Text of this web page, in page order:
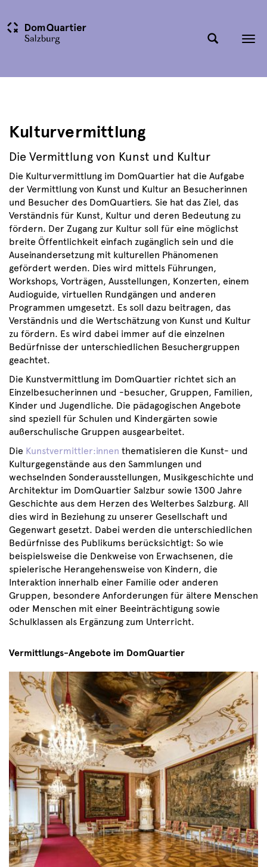
Kulturvermittlung
Die Vermittlung von Kunst und Kultur
Die Kulturvermittlung im DomQuartier hat die Aufgabe
der Vermittlung von Kunst und Kultur an Besucherinnen
und Besucher des DomQuartiers. Sie hat das Ziel, das
Verständnis für Kunst, Kultur und deren Bedeutung zu
fördern. Der Zugang zur Kultur soll für eine möglichst
breite Öffentlichkeit einfach zugänglich sein und die
Auseinandersetzung mit kulturellen Phänomenen
gefördert werden. Dies wird mittels Führungen,
Workshops, Vorträgen, Ausstellungen, Konzerten, einem
Audioguide, virtuellen Rundgängen und anderen
Programmen umgesetzt. Es soll dazu beitragen, das
Verständnis und die Wertschätzung von Kunst und Kultur
zu fördern. Es wird dabei immer auf die einzelnen
Bedürfnisse der unterschiedlichen Besuchergruppen
geachtet.
Die Kunstvermittlung im DomQuartier richtet sich an
Einzelbesucherinnen und -besucher, Gruppen, Familien,
Kinder und Jugendliche. Die pädagogischen Angebote
sind speziell für Schulen und Kindergärten sowie
außerschulische Gruppen ausgearbeitet.
Die Kunstvermittler:innen thematisieren die Kunst- und
Kulturgegenstände aus den Sammlungen und
wechselnden Sonderausstellungen, Musikgeschichte und
Architektur im DomQuartier Salzbur sowie 1300 Jahre
Geschichte aus dem Herzen des Welterbes Salzburg. All
dies wird in Beziehung zu unserer Gesellschaft und
Gegenwart gesetzt. Dabei werden die unterschiedlichen
Bedürfnisse des Publikums berücksichtigt: So wie
beispielsweise die Denkweise von Erwachsenen, die
spielerische Herangehensweise von Kindern, die
Interaktion innerhalb einer Familie oder anderen
Gruppen, besondere Anforderungen für ältere Menschen
oder Menschen mit einer Beeinträchtigung sowie
Schulklassen als Ergänzung zum Unterricht.
Vermittlungs-Angebote im DomQuartier